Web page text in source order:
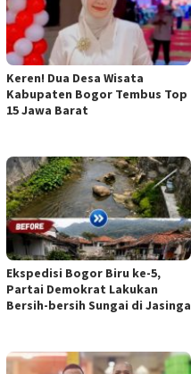
Keren! Dua Desa Wisata
Kabupaten Bogor Tembus Top
15 Jawa Barat
Ekspedisi Bogor Biru ke-5,
Partai Demokrat Lakukan
Bersih-bersih Sungai di Jasinga